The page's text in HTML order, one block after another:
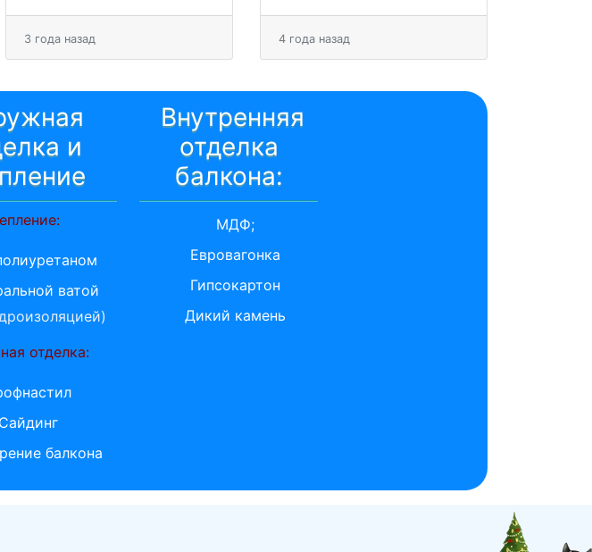
3 года назад 4 года назад
и
ватой
отделка:
Сайдинг
балкона
Внутренняя
отделка
балкона:
МДФ;
Евровагонка
Гипсокартон
Дикий камень